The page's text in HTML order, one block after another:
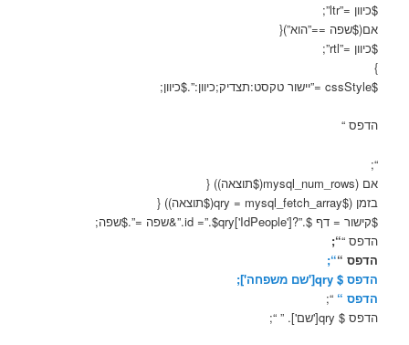
$כיוון =”ltr”;
אם($שפה ==”הוא”){
$כיוון =”rtl”;
}
$cssStyle =”יישור טקסט:תצדיק;כיוון:”.$כיוון;
הדפס “
“;
אם (mysql_num_rows($תוצאה)) {
בזמן ($qry = mysql_fetch_array($תוצאה)) {
$קישור = דף $.”?id =”.$qry['IdPeople'].”&שפה =”.$שפה;
הדפס ““;
הדפס ““;
הדפס $ qry['שם משפחה'];
הדפס “ “;
הדפס $ qry['שם']. ” “;